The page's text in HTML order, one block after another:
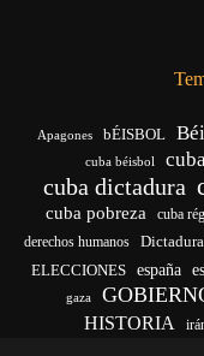
Apagones bÉISBOL
cuba béisbol
cuba dictadura
cuba pobreza cuba
derechos humanos Dictadura
ELECCIONES españa
gaza
HISTORIA